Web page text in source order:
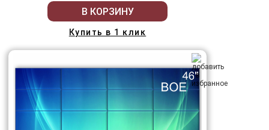
В КОРЗИНУ
Купить в 1 клик